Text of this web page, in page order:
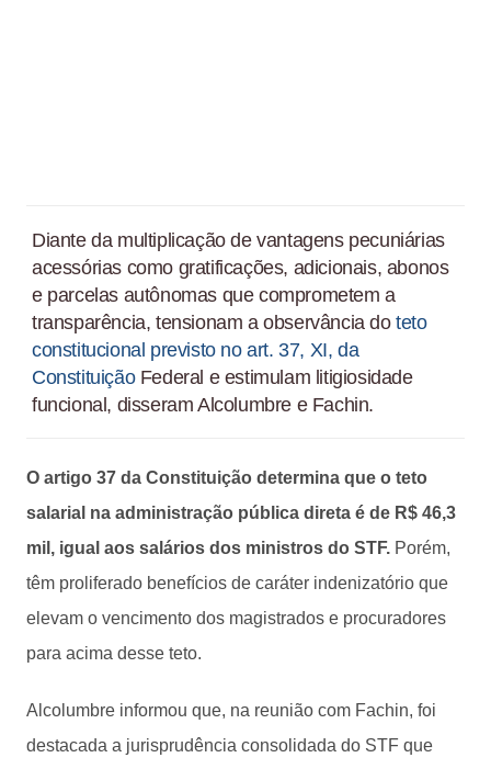
Diante da multiplicação de vantagens pecuniárias
acessórias como gratificações, adicionais, abonos
e parcelas autônomas que comprometem a
transparência, tensionam a observância doteto
constitucional previsto no art. 37, XI, da
ConstituiçãoFederal e estimulam litigiosidade
funcional, disseram Alcolumbre e Fachin.
O artigo 37 da Constituição determina que o teto
salarial na administração pública direta é de R$ 46,3
mil, igual aos salários dos ministros do STF. Porém,
têm proliferado benefícios de caráter indenizatório que
elevam o vencimento dos magistrados e procuradores
para acima desse teto.
Alcolumbre informou que, na reunião com Fachin, foi
destacada a jurisprudência consolidada do STF que